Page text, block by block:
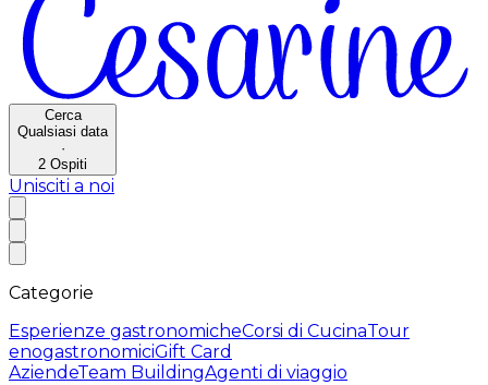
Cerca
Qualsiasi data
·
2 Ospiti
Unisciti a noi
Categorie
Esperienze gastronomicheCorsi di CucinaTour
enogastronomiciGift Card
AziendeTeam BuildingAgenti di viaggio